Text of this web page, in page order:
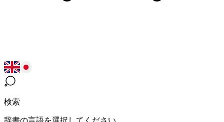
検索
辞書の言語を選択してください